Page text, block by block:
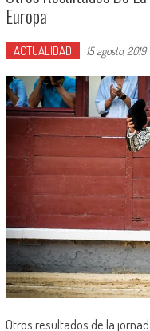
Europa
ACTUALIDAD 15 agosto, 2019
Otros resultados de la